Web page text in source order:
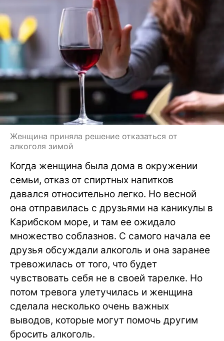
Женщина приняла решение отказаться от
алкоголя зимой
Когда женщина была дома в окружении
семьи, отказ от спиртных напитков
давался относительно легко. Но весной
она отправилась с друзьями на каникулы в
Карибском море, и там ее ожидало
множество соблазнов. С самого начала ее
друзья обсуждали алкоголь и она заранее
тревожилась от того, что будет
чувствовать себя не в своей тарелке. Но
потом тревога улетучилась и женщина
сделала несколько очень важных
выводов, которые могут помочь другим
бросить алкоголь.